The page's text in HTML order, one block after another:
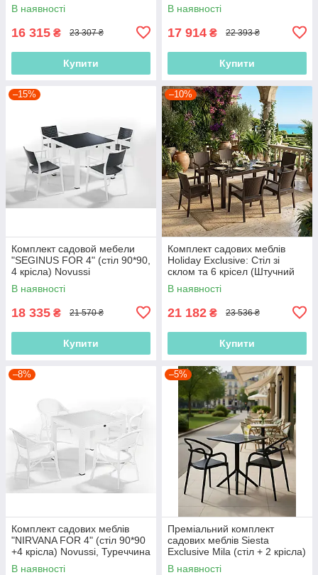
В наявності
16 315 ₴ 23 307 ₴
Купити
В наявності
17 914 ₴ 22 393 ₴
Купити
–15%
Комплект садовой мебели
"SEGINUS FOR 4" (стіл 90*90,
4 крісла) Novussi
В наявності
18 335 ₴ 21 570 ₴
Купити
–10%
Комплект садових меблів
Holiday Exclusive: Стіл зі
склом та 6 крісел (Штучний
ротанг)
В наявності
21 182 ₴ 23 536 ₴
Купити
–8%
Комплект садових меблів
"NIRVANA FOR 4" (стіл 90*90
+4 крісла) Novussi, Туреччина
В наявності
–5%
Преміальний комплект
садових меблів Siesta
Exclusive Mila (стіл + 2 крісла)
В наявності